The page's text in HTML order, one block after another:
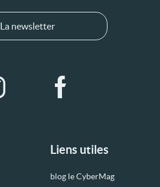
Liens utiles
blog le CyberMag
La newsletter